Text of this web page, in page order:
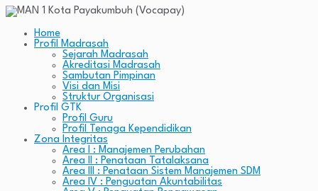
Home
Profil Madrasah
Sejarah Madrasah
Akreditasi Madrasah
Sambutan Pimpinan
Visi dan Misi
Struktur Organisasi
Profil GTK
Profil Guru
Profil Tenaga Kependidikan
Zona Integritas
Area I : Manajemen Perubahan
Area II : Penataan Tatalaksana
Area III : Penataan Sistem Manajemen SDM
Area IV : Penguatan Akuntabilitas